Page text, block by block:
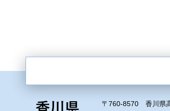
〒760-8570 香川県